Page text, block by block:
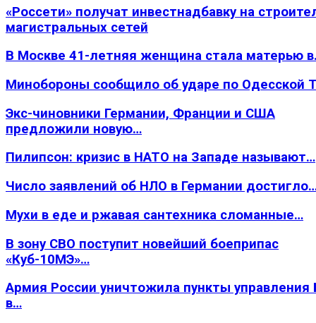
«Россети» получат инвестнадбавку на
магистральных сетей
В Москве 41-летняя женщина стала матерью
Минобороны сообщило об ударе по Одесской
Экс-чиновники Германии, Франции и США
предложили новую…
Пилипсон: кризис в НАТО на Западе называют…
Число заявлений об НЛО в Германии
Мухи в еде и ржавая сантехника сломанные…
В зону СВО поступит новейший боеприпас
«Куб-10МЭ»…
Армия России уничтожила пункты
в…